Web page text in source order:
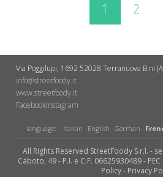
1 2
Via Poggilupi, 1692 52028 Terranuova B.ni
info@streetfoody.it
www.streetfoody.it
Facebook​Instagram
language: Italian English German
All Rights Reserved StreetFoody S.r.l. -
Caboto, 49 - P.I. e C.F. 06625930489 -
Policy- Privacy